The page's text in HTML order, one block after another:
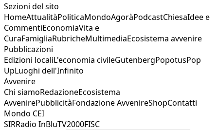
Sezioni del sito
HomeAttualitàPoliticaMondoAgoràPodcastChiesaIdee e
CommentiEconomiaVita e
CuraFamigliaRubricheMultimediaEcosistema avvenire
Pubblicazioni
Edizioni localiL'economia civileGutenbergPopotusPop
UpLuoghi dell'Infinito
Avvenire
Chi siamoRedazioneEcosistema
AvvenirePubblicitàFondazione AvvenireShopContatti
Mondo CEI
SIRRadio InBluTV2000FISC